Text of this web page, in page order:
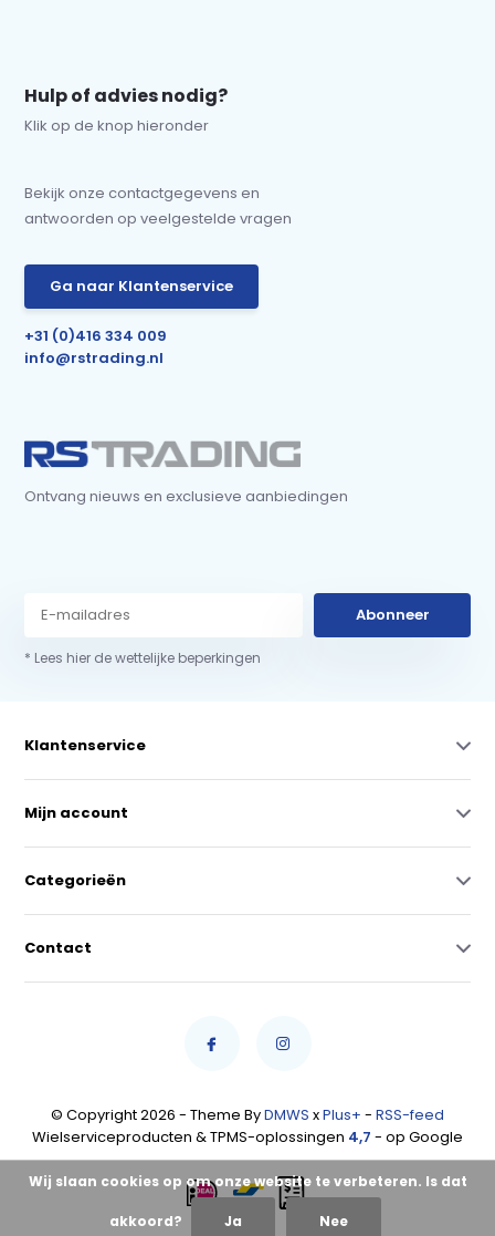
Hulp of advies nodig?
Klik op de knop hieronder
Bekijk onze contactgegevens en
antwoorden op veelgestelde vragen
Ga naar Klantenservice
+31 (0)416 334 009
info@rstrading.nl
Ontvang nieuws en exclusieve aanbiedingen
Abonneer
* Lees hier de wettelijke beperkingen
Klantenservice
Mijn account
Categorieën
Contact
© Copyright 2026 - Theme ByDMWS xPlus+ - RSS-feed
Wielserviceproducten & TPMS-oplossingen 4,7 - op Google
Wij slaan cookies op om onze website te verbeteren. Is dat
akkoord? Ja Nee